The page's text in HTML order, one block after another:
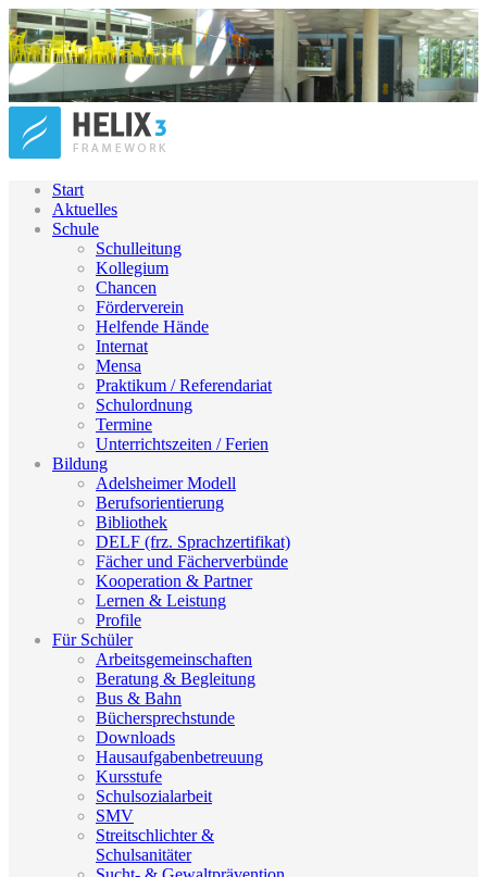
Start
Aktuelles
Schule
Schulleitung
Kollegium
Chancen
Förderverein
Helfende Hände
Internat
Mensa
Praktikum / Referendariat
Schulordnung
Termine
Unterrichtszeiten / Ferien
Bildung
Adelsheimer Modell
Berufsorientierung
Bibliothek
DELF (frz. Sprachzertifikat)
Fächer und Fächerverbünde
Kooperation & Partner
Lernen & Leistung
Profile
Für Schüler
Arbeitsgemeinschaften
Beratung & Begleitung
Bus & Bahn
Büchersprechstunde
Downloads
Hausaufgabenbetreuung
Kursstufe
Schulsozialarbeit
SMV
Streitschlichter &
Schulsanitäter